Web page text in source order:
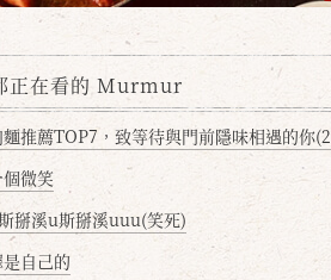
正在看的 Murmur
推薦TOP7，致等待與門前隱味相遇的你
微笑
掰溪u斯掰溪uuu(笑死)
自己的